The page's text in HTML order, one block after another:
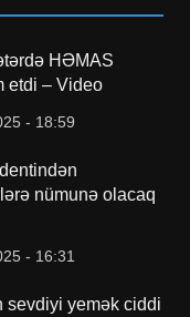
HƏMAS
etdi – Video
- 18:59
nümunə olacaq
- 16:31
sevdiyi yemək ciddi